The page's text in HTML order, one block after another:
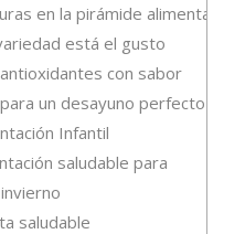
en la pirámide alimentaria
está el gusto
con sabor
un desayuno perfecto
Infantil
saludable para
saludable